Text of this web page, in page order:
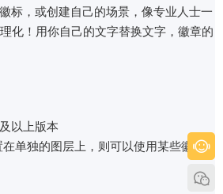
标，或创建自己的场景，像专业人士一
化！用你自己的文字替换文字，徽章的
以上版本
单独的图层上，则可以使用某些徽